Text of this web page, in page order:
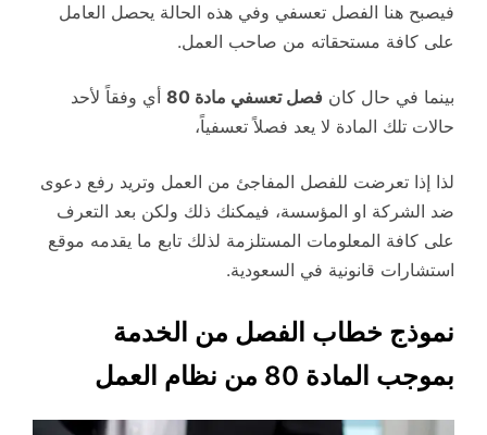
فيصبح هنا الفصل تعسفي وفي هذه الحالة يحصل العامل
على كافة مستحقاته من صاحب العمل.
بينما في حال كان فصل تعسفي مادة 80
أي وفقاً لأحد
حالات تلك المادة لا يعد فصلاً تعسفياً،
لذا إذا تعرضت للفصل المفاجئ من العمل وتريد رفع دعوى
ضد الشركة او المؤسسة، فيمكنك ذلك ولكن بعد التعرف
على كافة المعلومات المستلزمة لذلك تابع ما يقدمه موقع
استشارات قانونية في السعودية.
نموذج خطاب الفصل من الخدمة
بموجب المادة 80 من نظام العمل